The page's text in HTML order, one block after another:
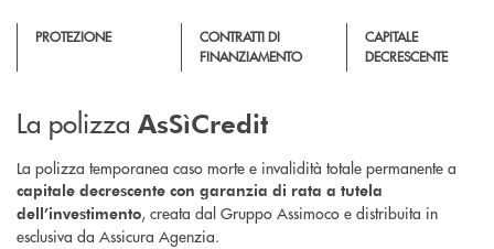
PROTEZIONE
CONTRATTI DI
FINANZIAMENTO
CAPITALE
DECRESCENTE
La polizza AsSìCredit
La polizza temporanea caso morte e invalidità totale permanente a
capitale decrescente con garanzia di rata a tutela
dell’investimento, creata dal Gruppo Assimoco e distribuita in
esclusiva da Assicura Agenzia.